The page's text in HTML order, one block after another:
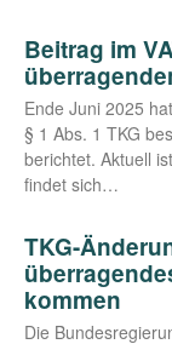
Beitrag im
Ende Juni 2025
§ 1 Abs. 1 TKG
berich­tet. Aktu­ell
fin­det sich…
TKG-
kommen
Die